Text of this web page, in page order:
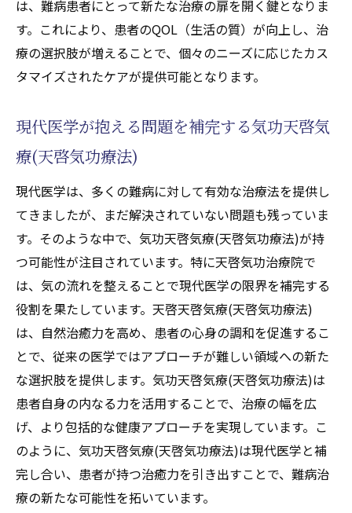
は、難病患者にとって新たな治療の扉を開く鍵となりま
す。これにより、患者のQOL（生活の質）が向上し、治
療の選択肢が増えることで、個々のニーズに応じたカス
タマイズされたケアが提供可能となります。
現代医学が抱える問題を補完する気功天啓気
療(天啓気功療法)
現代医学は、多くの難病に対して有効な治療法を提供し
てきましたが、まだ解決されていない問題も残っていま
す。そのような中で、気功天啓気療(天啓気功療法)が持
つ可能性が注目されています。特に天啓気功治療院で
は、気の流れを整えることで現代医学の限界を補完する
役割を果たしています。天啓天啓気療(天啓気功療法)
は、自然治癒力を高め、患者の心身の調和を促進するこ
とで、従来の医学ではアプローチが難しい領域への新た
な選択肢を提供します。気功天啓気療(天啓気功療法)は
患者自身の内なる力を活用することで、治療の幅を広
げ、より包括的な健康アプローチを実現しています。こ
のように、気功天啓気療(天啓気功療法)は現代医学と補
完し合い、患者が持つ治癒力を引き出すことで、難病治
療の新たな可能性を拓いています。